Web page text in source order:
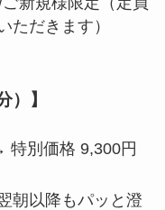
ただきます）
）】
特別価格 9,300円
朝以降もパッと澄